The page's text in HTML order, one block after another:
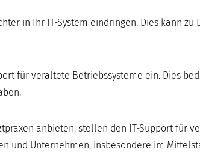
in Ihr IT-System eindringen. Dies kann zu
für veraltete Betriebssysteme ein. Dies
anbieten, stellen den IT-Support für
und Unternehmen, insbesondere im